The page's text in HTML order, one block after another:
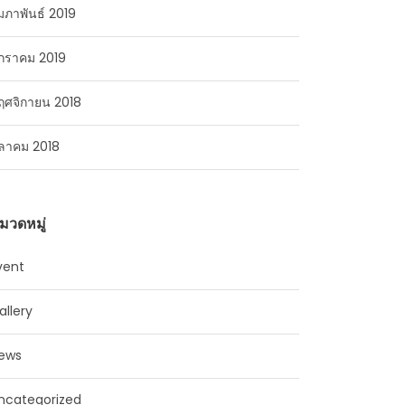
ภาพันธ์ 2019
ราคม 2019
ศจิกายน 2018
าคม 2018
วดหมู่